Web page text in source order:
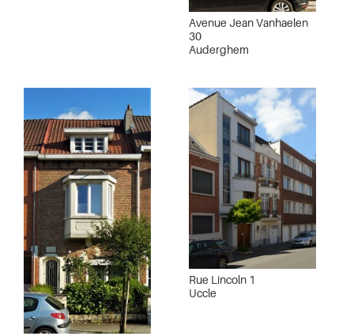
Avenue Jean Vanhaelen
30
Auderghem
Rue Lincoln 1
Uccle